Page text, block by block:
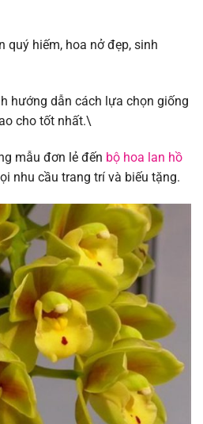
quý hiếm, hoa nở đẹp, sinh
hướng dẫn cách lựa chọn giống
cho tốt nhất.\
mẫu đơn lẻ đến bộ hoa lan hồ
nhu cầu trang trí và biếu tặng.